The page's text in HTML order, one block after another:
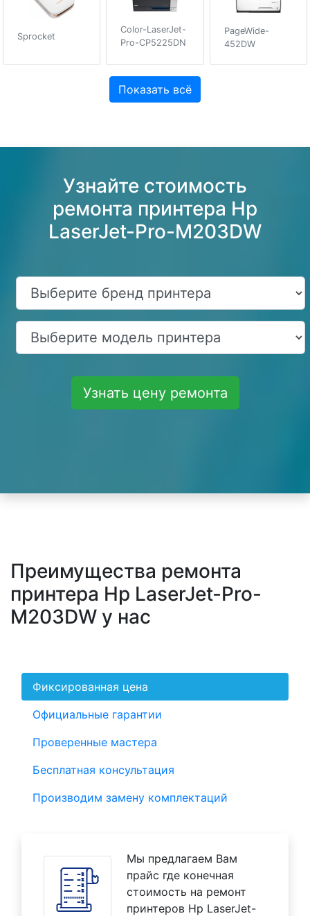
Sprocket
Color-LaserJet-
Pro-CP5225DN
PageWide-
452DW
Показать всё
Узнайте стоимость
ремонта принтера Hp
LaserJet-Pro-M203DW
Узнать цену ремонта
Преимущества ремонта
принтера Hp LaserJet-Pro-
M203DW у нас
Фиксированная цена
Официальные гарантии
Проверенные мастера
Бесплатная консультация
Производим замену комплектаций
Мы предлагаем Вам
прайс где конечная
стоимость на ремонт
принтеров Hp LaserJet-